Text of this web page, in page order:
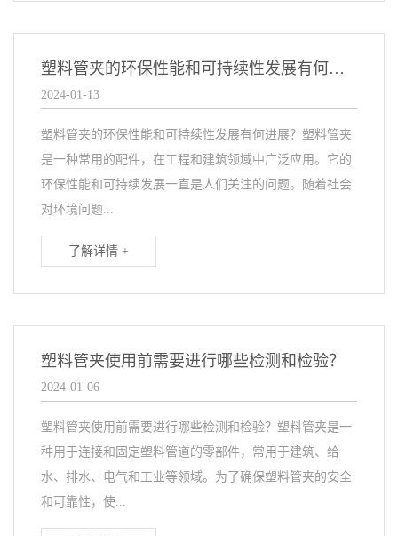
塑料管夹的环保性能和可持续性发展有何进展？
2024-01-13
塑料管夹的环保性能和可持续性发展有何进展？塑料管夹
是一种常用的配件，在工程和建筑领域中广泛应用。它的
环保性能和可持续发展一直是人们关注的问题。随着社会
对环境问题...
了解详情 +
塑料管夹使用前需要进行哪些检测和检验？
2024-01-06
塑料管夹使用前需要进行哪些检测和检验？塑料管夹是一
种用于连接和固定塑料管道的零部件，常用于建筑、给
水、排水、电气和工业等领域。为了确保塑料管夹的安全
和可靠性，使...